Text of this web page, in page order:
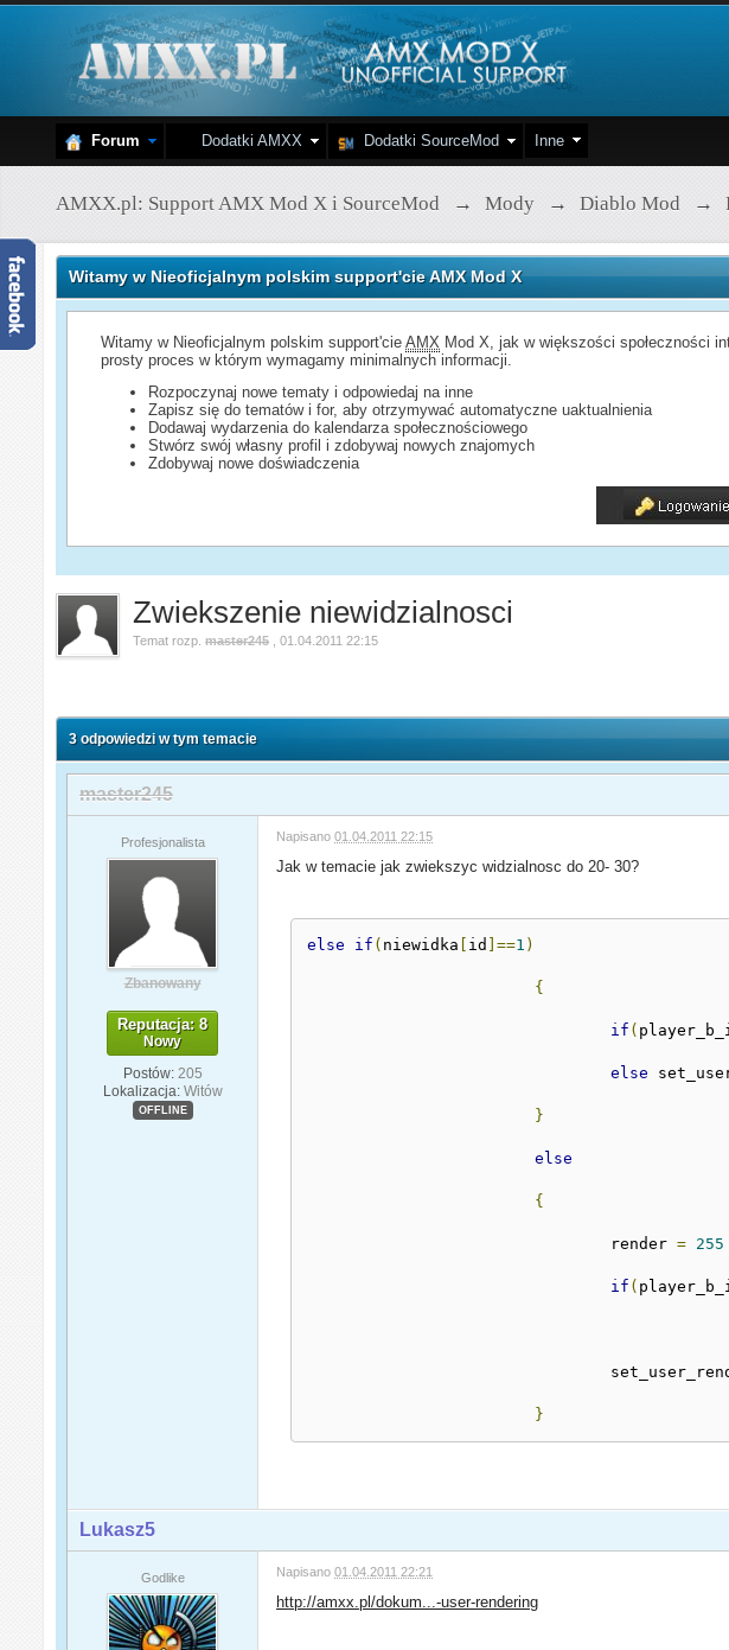
Forum Dodatki AMXX Dodatki SourceMod Inne
AMXX.pl: Support AMX Mod X i SourceMod → Mody → Diablo Mod →
Witamy w Nieoficjalnym polskim support'cie AMX Mod X
Witamy w Nieoficjalnym polskim support'cieAMX Mod X, jak w większości społeczności
prosty proces w którym wymagamy minimalnych informacji.
Rozpoczynaj nowe tematy i odpowiedaj na inne
Zapisz się do tematów i for, aby otrzymywać automatyczne uaktualnienia
Dodawaj wydarzenia do kalendarza społecznościowego
Stwórz swój własny profil i zdobywaj nowych znajomych
Zdobywaj nowe doświadczenia
Zwiekszenie niewidzialnosci
Temat rozp.master245 ,01.04.2011 22:15
3 odpowiedzi w tym temacie
master245
Profesjonalista
Zbanowany
Reputacja: 8
Nowy
Postów: 205
Lokalizacja: Witów
OFFLINE
Napisano01.04.2011 22:15
Jak w temacie jak zwiekszyc widzialnosc do 20- 30?
else if ( niewidka [ id ]==1 )
{
if (
else
}
else
{
				render
= 255
if (
}
Lukasz5
Godlike Napisano01.04.2011 22:21
http://amxx.pl/dokum...-user-rendering